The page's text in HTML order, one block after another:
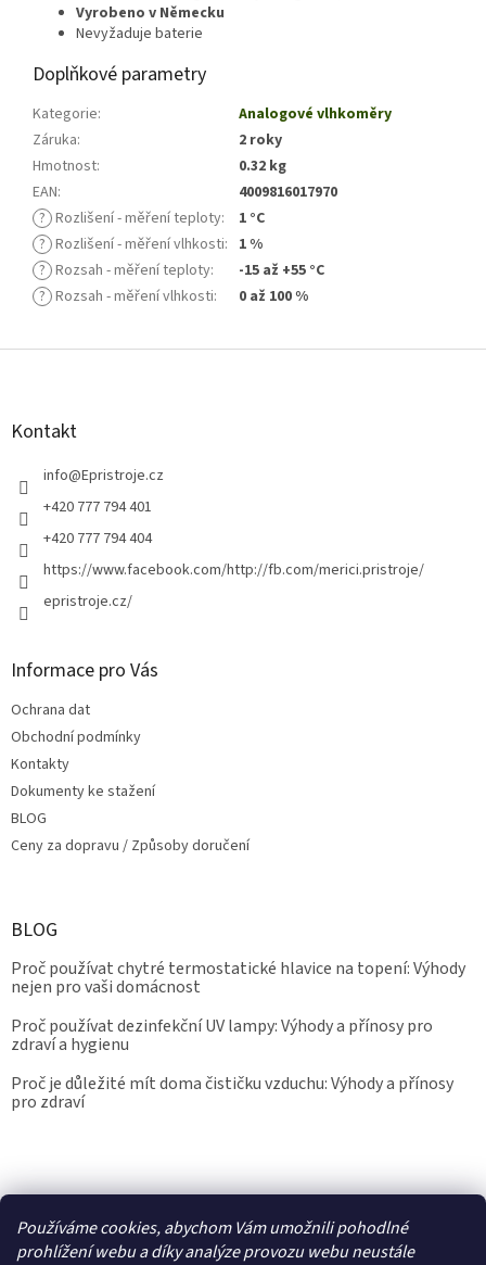
Používáme cookies, abychom Vám umožnili pohodlné
prohlížení webu a díky analýze provozu webu neustále
Vyrobeno v Německu
Nevyžaduje baterie
Doplňkové parametry
Kategorie:
Analogové vlhkoměry
Záruka:
2 roky
Hmotnost:
0.32 kg
EAN:
4009816017970
? Rozlišení - měření teploty:
1 °C
? Rozlišení - měření vlhkosti: 1 %
? Rozsah - měření teploty:
-15 až +55 °C
? Rozsah - měření vlhkosti: 0 až 100 %
Z
Kontakt
info@Epristroje.cz
+420 777 794 401
+420 777 794 404
https://www.facebook.com/http://fb.com/merici.pristroje/
epristroje.cz/
Informace pro Vás
Ochrana dat
Obchodní podmínky
Kontakty
Dokumenty ke stažení
BLOG
Ceny za dopravu / Způsoby doručení
BLOG
Proč používat chytré termostatické hlavice na topení: Výhody
nejen pro vaši domácnost
Proč používat dezinfekční UV lampy: Výhody a přínosy pro
zdraví a hygienu
Proč je důležité mít doma čističku vzduchu: Výhody a přínosy
pro zdraví